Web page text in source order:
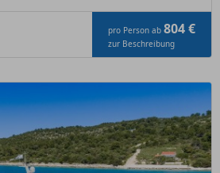
pro Person ab 804 €
zur Beschreibung